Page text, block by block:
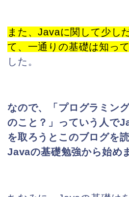
また、Javaに関して少し
て、一通りの基礎は知っ
した。
なので、「プログラミン
のこと？」っていう人で
を取ろうとこのブログを
Javaの基礎勉強から始め